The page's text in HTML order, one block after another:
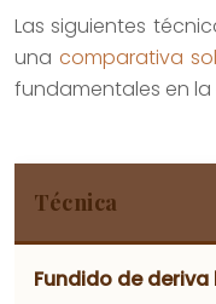
Las siguientes
una comparativa
fundamentales en
Técnica
Fundido de